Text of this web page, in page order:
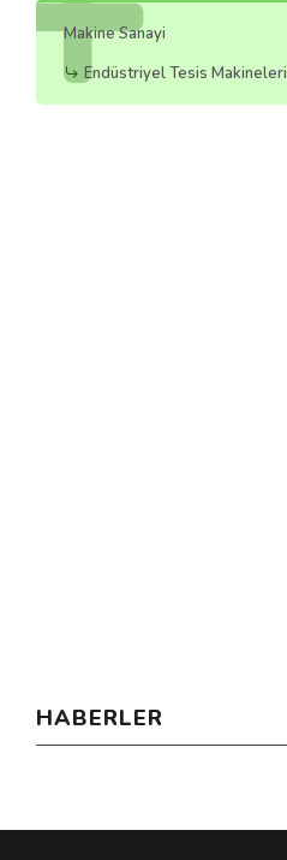
Makine Sanayi
Endüstriyel Tesis Makineleri
HABERLER